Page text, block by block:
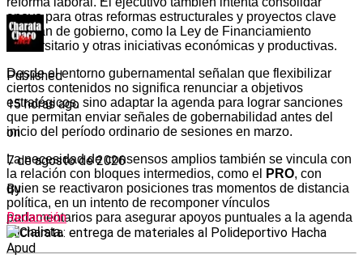
apoyo para otras reformas estructurales y proyectos clave
del plan de gobierno, como la Ley de Financiamiento
Universitario y otras iniciativas económicas y productivas.
Desde el entorno gubernamental señalan que flexibilizar
ciertos contenidos no significa renunciar a objetivos
estratégicos, sino adaptar la agenda para lograr sanciones
que permitan enviar señales de gobernabilidad antes del
inicio del período ordinario de sesiones en marzo.
La necesidad de consensos amplios también se vincula con
la relación con bloques intermedios, como el
PRO, con
quien se reactivaron posiciones tras momentos de distancia
política, en un intento de recomponer vínculos
parlamentarios para asegurar apoyos puntuales a la agenda
oficialista.
Published
15 horas ago
on
7 de agosto de 2026
By
Redacción